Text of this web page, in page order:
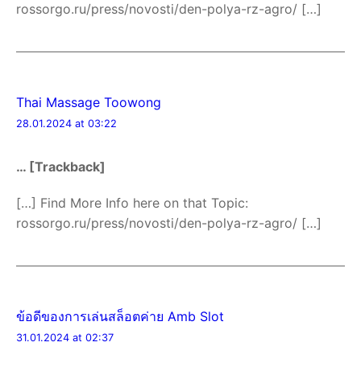
rossorgo.ru/press/novosti/den-polya-rz-agro/ […]
Thai Massage Toowong
28.01.2024 at 03:22
… [Trackback]
[…] Find More Info here on that Topic:
rossorgo.ru/press/novosti/den-polya-rz-agro/ […]
ข้อดีของการเล่นสล็อตค่าย Amb Slot
31.01.2024 at 02:37